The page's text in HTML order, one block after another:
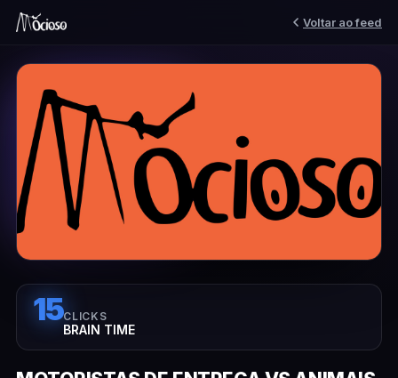
Voltar ao feed
15CLICKS
BRAIN TIME